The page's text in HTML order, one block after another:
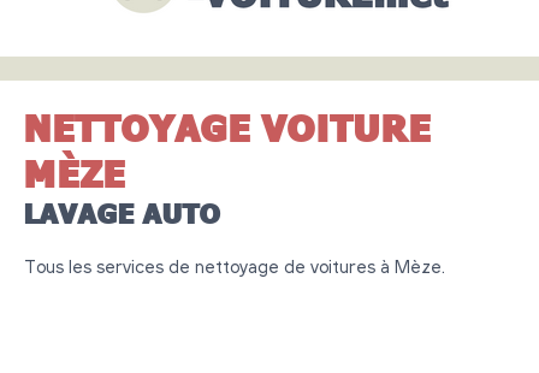
NETTOYAGE VOITURE
MÈZE
LAVAGE AUTO
Tous les services de nettoyage de voitures à Mèze.